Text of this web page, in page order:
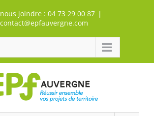
joindre : 04 73 29 00 87 |
contact@epfauvergne.com